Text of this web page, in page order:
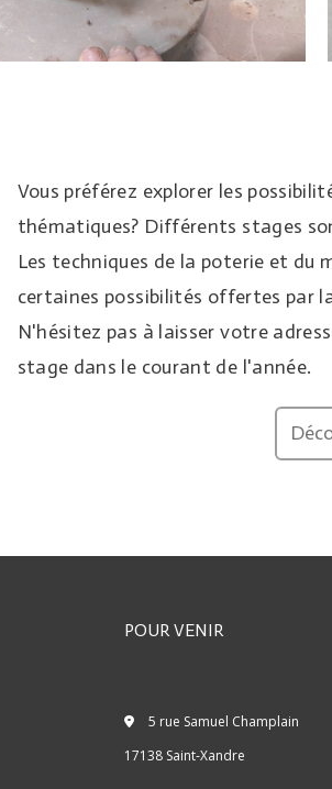
Vous préférez explorer les
thématiques? Différents stages
Les techniques de la poterie et du
certaines possibilités offertes par
N'hésitez pas à laisser votre
stage dans le courant de l'année.
POUR VENIR
5 rue Samuel Champlain
17138 Saint-Xandre